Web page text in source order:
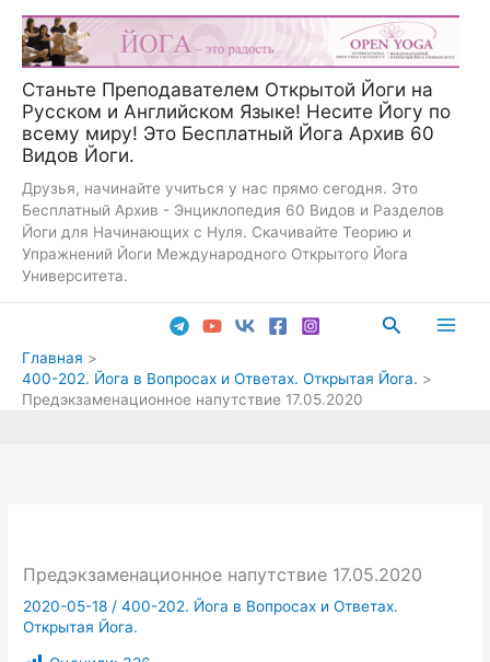
Перейти
содержимому
Станьте Преподавателем Открытой Йоги на
Русском и Английском Языке! Несите Йогу по
всему миру! Это Бесплатный Йога Архив 60
Видов Йоги.
Друзья, начинайте учиться у нас прямо сегодня. Это
Бесплатный Архив - Энциклопедия 60 Видов и Разделов
Йоги для Начинающих с Нуля. Скачивайте Теорию и
Упражнений Йоги Международного Открытого Йога
Университета.
Поиск
Главная
400-202. Йога в Вопросах и Ответах. Открытая Йога.
Предэкзаменационное напутствие 17.05.2020
Предэкзаменационное напутствие 17.05.2020
2020-05-18 /400-202. Йога в Вопросах и Ответах.
Открытая Йога.